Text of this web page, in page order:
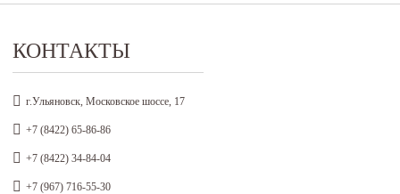
КОНТАКТЫ
г.Ульяновск, Московское шоссе, 17
+7 (8422) 65-86-86
+7 (8422) 34-84-04
+7 (967) 716-55-30